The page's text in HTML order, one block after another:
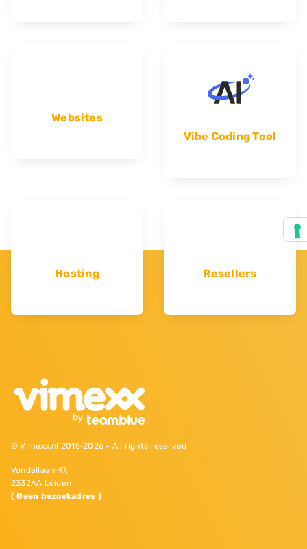
Websites
Vibe Coding Tool
Hosting Resellers
© Vimexx.nl 2015‐2026 - All rights reserved
Vondellaan 47,
2332AA Leiden
( Geen bezoekadres )